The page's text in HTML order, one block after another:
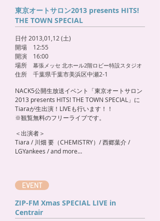
東京オートサロン2013 presents HITS!
THE TOWN SPECIAL
日付 2013,01,12 (土)
開場 12:55
開演 16:00
場所 幕張メッセ 北ホール2階ロビー特設スタジオ
住所 千葉県千葉市美浜区中瀬2-1
NACK5公開生放送イベント「東京オートサロン
2013 presents HITS! THE TOWN SPECIAL」に
Tiaraが生出演！LIVEも行います！！
※観覧無料のフリーライブです。
＜出演者＞
Tiara / 川畑 要（CHEMISTRY）/ 西郷葉介 /
LGYankees / and more…
EVENT
ZIP-FM Xmas SPECIAL LIVE in
Centrair